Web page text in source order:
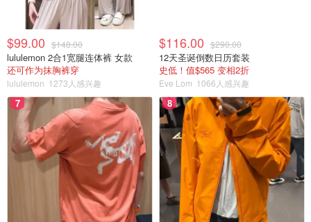
$99.00 $148.00
lululemon 2合1宽腿连体裤 女款
还可作为抹胸裤穿
lululemon 1273人感兴趣
$116.00 $290.00
12天圣诞倒数日历套装
史低！值$565 变相2折
Eve Lom 1066人感兴趣
7 8